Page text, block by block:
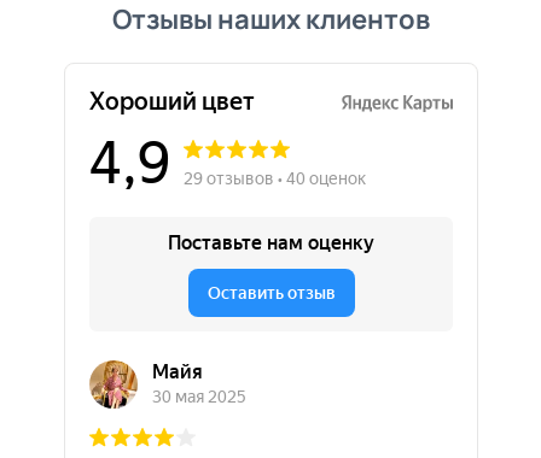
Отзывы наших клиентов